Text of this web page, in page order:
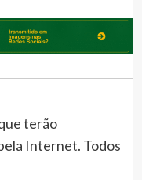
terão
Internet. Todos